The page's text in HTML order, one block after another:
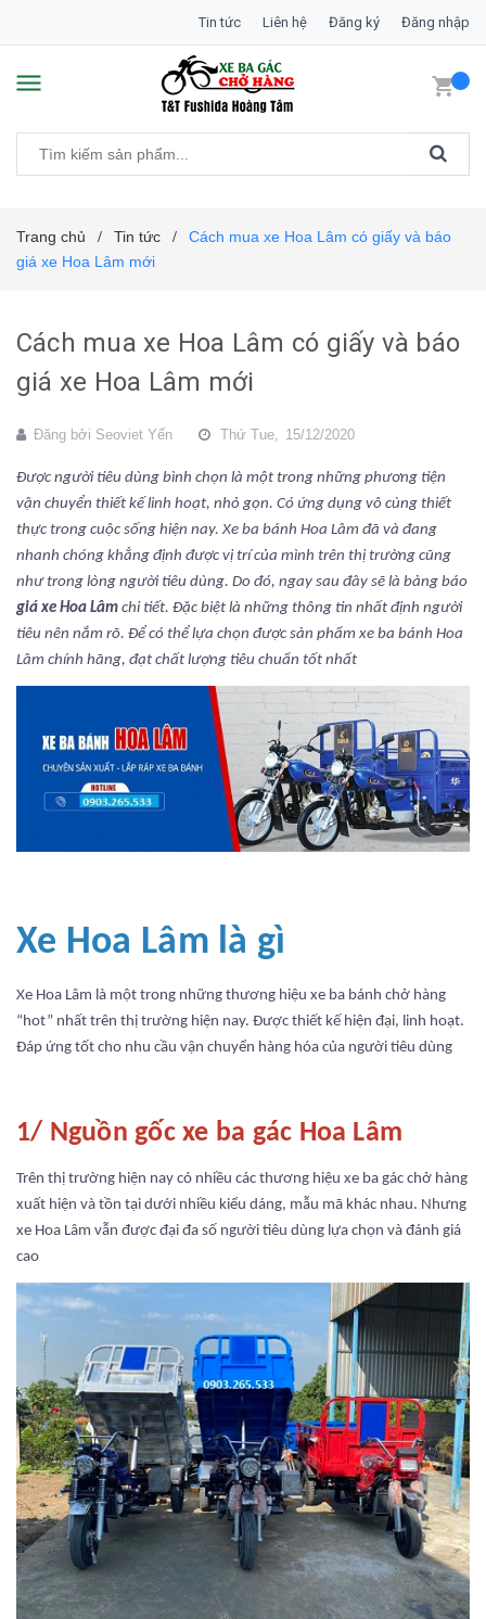
Tin tức Liên hệ Đăng ký Đăng nhập
Trang chủ / Tin tức /
Cách mua xe Hoa Lâm có giấy và báo
giá xe Hoa Lâm mới
Cách mua xe Hoa Lâm có giấy và báo
giá xe Hoa Lâm mới
Đăng bởi Seoviet Yến Thứ Tue, 15/12/2020
Được người tiêu dùng bình chọn là một trong những phương tiện
vận chuyển thiết kế linh hoạt, nhỏ gọn. Có ứng dụng vô cùng thiết
thực trong cuộc sống hiện nay. Xe ba bánh Hoa Lâm đã và đang
nhanh chóng khẳng định được vị trí của mình trên thị trường cũng
như trong lòng người tiêu dùng. Do đó, ngay sau đây sẽ là bảng báo
giá xe Hoa Lâm chi tiết. Đặc biệt là những thông tin nhất định người
tiêu nên nắm rõ. Để có thể lựa chọn được sản phẩm xe ba bánh Hoa
Lâm chính hãng, đạt chất lượng tiêu chuẩn tốt nhất
Xe Hoa Lâm là gì
Xe Hoa Lâm là một trong những thương hiệu xe ba bánh chở hàng
“hot” nhất trên thị trường hiện nay. Được thiết kế hiện đại, linh hoạt.
Đáp ứng tốt cho nhu cầu vận chuyển hàng hóa của người tiêu dùng
1/ Nguồn gốc xe ba gác Hoa Lâm
Trên thị trường hiện nay có nhiều các thương hiệu xe ba gác chở hàng
xuất hiện và tồn tại dưới nhiều kiểu dáng, mẫu mã khác nhau. Nhưng
xe Hoa Lâm vẫn được đại đa số người tiêu dùng lựa chọn và đánh giá
cao